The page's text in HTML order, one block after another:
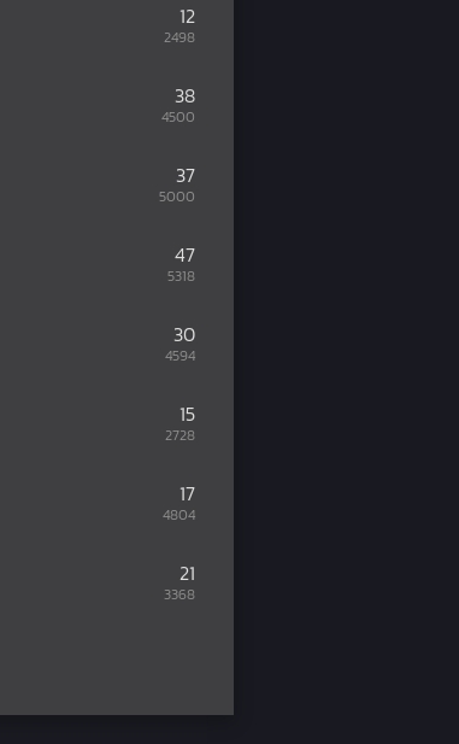
12
2498
38
4500
37
5000
47
5318
30
4594
15
2728
17
4804
21
3368